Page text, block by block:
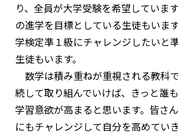
り、全員が大学受験を希望していま
の進学を目標としている生徒もいま
学検定準１級にチャレンジしたいと
生徒もいます。
数学は積み重ねが重視される教科
続して取り組んでいけば、きっと誰
学習意欲が高まると思います。皆さ
にもチャレンジして自分を高めてい